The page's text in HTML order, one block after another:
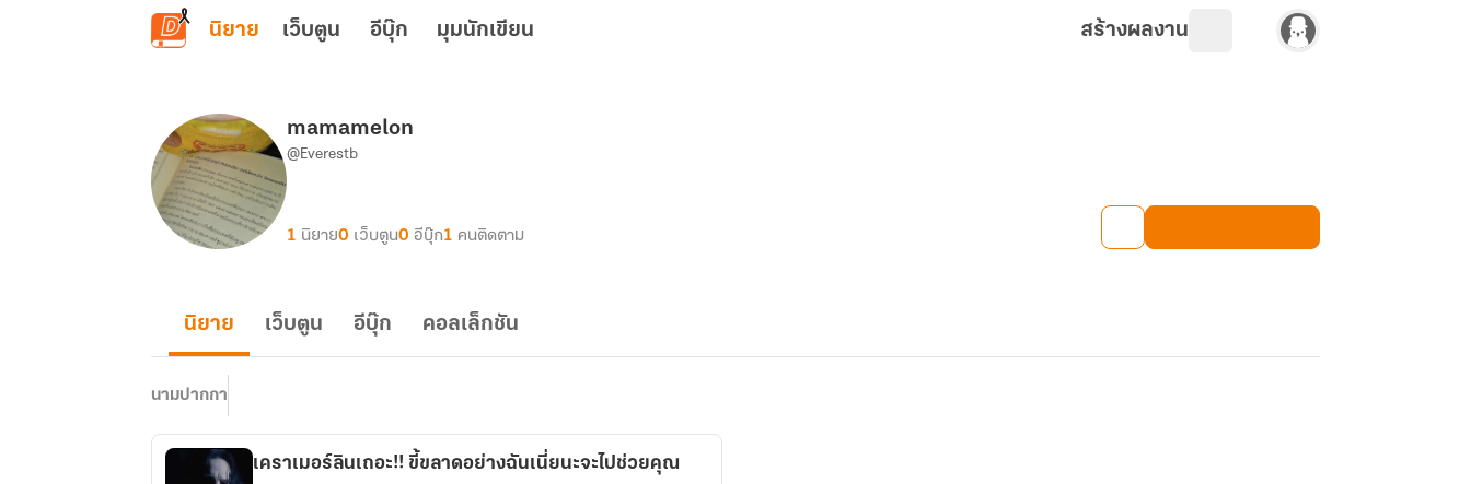
ข้ามไปยังเนื้อหาหลัก
นิยาย เว็บตูน อีบุ๊ก มุมนักเขียน สร้างผลงาน
mamamelon
@Everestb
1 นิยาย0 เว็บตูน0 อีบุ๊ก1 คนติดตาม
นิยาย เว็บตูน อีบุ๊ก คอลเล็กชัน
นามปากกา
เคราเมอร์ลินเถอะ!! ขี้ขลาดอย่างฉันเนี่ยนะจะไปช่วยคุณ